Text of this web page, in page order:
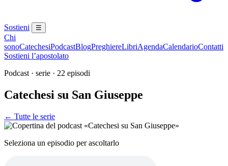
Sostieni ☰
Chi
sonoCatechesiPodcastBlogPreghiereLibriAgendaCalendarioContatti
Sostieni l’apostolato
Podcast · serie · 22 episodi
Catechesi su San Giuseppe
← Tutte le serie
Patriarca San Giuseppe · Sposo di Maria
Seleziona un episodio per ascoltarlo